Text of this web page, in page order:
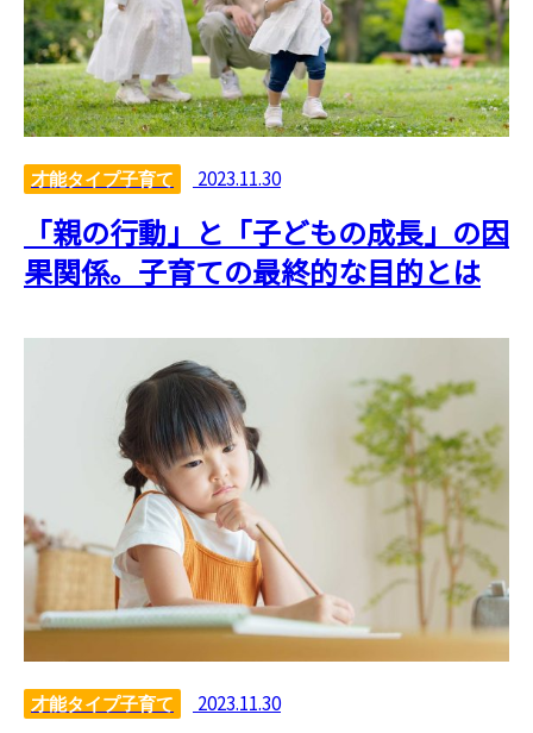
才能タイプ子育て 2023.11.30
「親の行動」と「子どもの成長」の因
果関係。子育ての最終的な目的とは
才能タイプ子育て 2023.11.30